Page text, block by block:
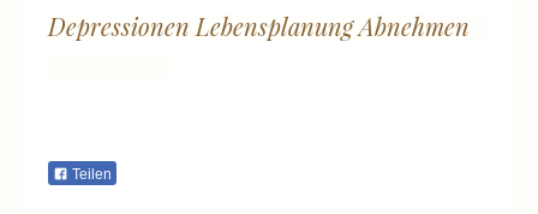
Depressionen Lebensplanung Abnehmen
Teilen